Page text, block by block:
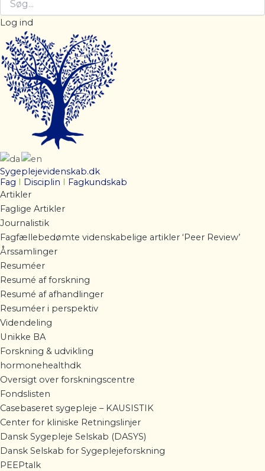
Log ind
Sygeplejevidenskab.dk
Fag I Disciplin I Fagkundskab
Artikler
Faglige Artikler
Journalistik
Fagfællebedømte videnskabelige artikler ‘Peer Review’
Årssamlinger
Resuméer
Resumé af forskning
Resumé af afhandlinger
Resuméer i perspektiv
Videndeling
Unikke BA
Forskning & udvikling
hormonehealthdk
Oversigt over forskningscentre
Fondslisten
Casebaseret sygepleje – KAUSISTIK
Center for kliniske Retningslinjer
Dansk Sygepleje Selskab (DASYS)
Dansk Selskab for Sygeplejeforskning
PEEPtalk